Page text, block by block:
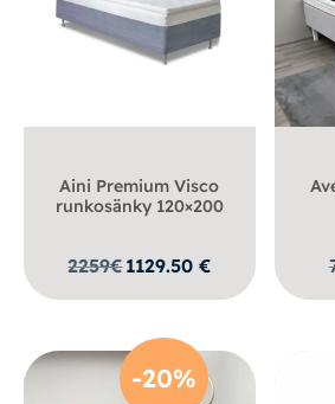
Aini Premium Visco
runkosänky 120×200
2259€1129.50€
-20%